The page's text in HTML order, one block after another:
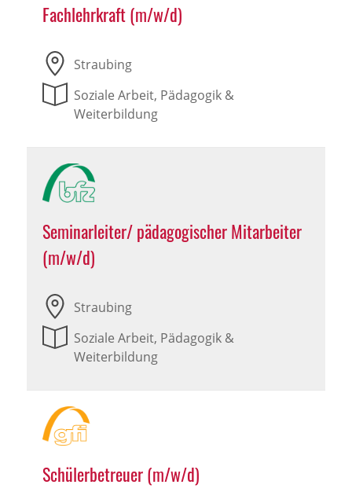
Fachlehrkraft (m/w/d)
Straubing
Soziale Arbeit, Pädagogik &
Weiterbildung
Seminarleiter/ pädagogischer Mitarbeiter
(m/w/d)
Straubing
Soziale Arbeit, Pädagogik &
Weiterbildung
Schülerbetreuer (m/w/d)